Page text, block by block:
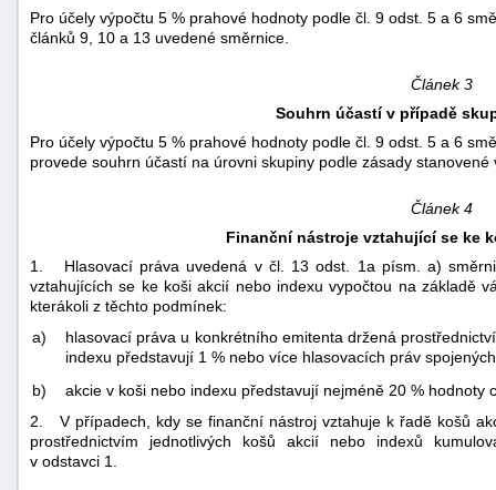
Pro účely výpočtu 5 % prahové hodnoty podle čl. 9 odst. 5 a 6
článků 9, 10 a 13 uvedené směrnice.
Článek 3
Souhrn účastí v případě
Pro účely výpočtu 5 % prahové hodnoty podle čl. 9 odst. 5 a 6
provede souhrn účastí na úrovni skupiny podle zásady
Článek 4
Finanční nástroje vztahující se ke
1. Hlasovací práva uvedená v čl. 13 odst. 1a písm. a)
vztahujících se ke koši akcií nebo indexu vypočtou na základě
kterákoli z těchto podmínek:
a)
hlasovací práva u konkrétního emitenta držená
indexu představují 1 % nebo více hlasovacích práv
b)
akcie v koši nebo indexu představují nejméně 20 % hodnoty
2. V případech, kdy se finanční nástroj vztahuje k řadě košů
prostřednictvím jednotlivých košů akcií nebo indexů
v odstavci 1.